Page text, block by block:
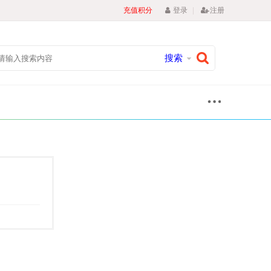
充值积分 登录 | 注册
搜索